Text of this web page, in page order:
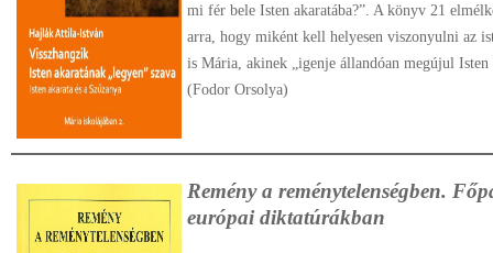
mi fér bele Isten akaratába?”. A könyv 21
arra, hogy miként kell helyesen viszonyulni az
is Mária, akinek „igenje állandóan megújul Isten
(Fodor Orsolya)
Remény a reménytelenségben.
európai diktatúrákban